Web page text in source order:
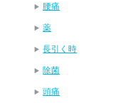
腰痛
薬
長引く時
除菌
頭痛